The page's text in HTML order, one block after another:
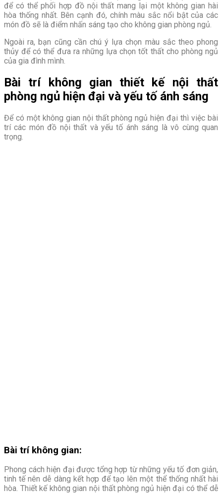
để có thể phối hợp đồ nội thất mang lại một không gian hài
hòa thống nhất. Bên cạnh đó, chính màu sắc nổi bật của các
món đồ sẽ là điểm nhấn sáng tạo cho không gian phòng ngủ.
Ngoài ra, bạn cũng cần chú ý lựa chọn màu sắc theo phong
thủy để có thể đưa ra những lựa chọn tốt thất cho phòng ngủ
của gia đình mình.
Bài trí không gian thiết kế nội thất
phòng ngủ hiện đại và yếu tố ánh sáng
Để có một không gian nội thất phòng ngủ hiện đại thì việc bài
trí các món đồ nội thất và yếu tố ánh sáng là vô cùng quan
trọng.
Bài trí không gian:
Phong cách hiện đại được tổng hợp từ những yếu tố đơn giản,
tinh tế nên dễ dàng kết hợp để tạo lên một thể thống nhất hài
hòa. Thiết kế không gian nội thất phòng ngủ hiện đại có thể dễ